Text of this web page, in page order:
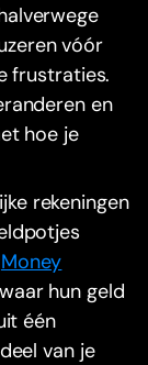
vóór
frustraties.
en
hoe je
rekeningen
Money
hun geld
één
van je